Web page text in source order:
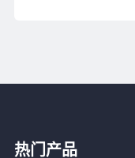
热门产品